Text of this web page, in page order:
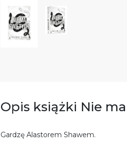
Opis książki Nie
Gardzę Alastorem Shawem.